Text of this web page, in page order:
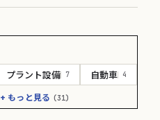
プラント設備 7 自動車 4
+ もっと見る (31)